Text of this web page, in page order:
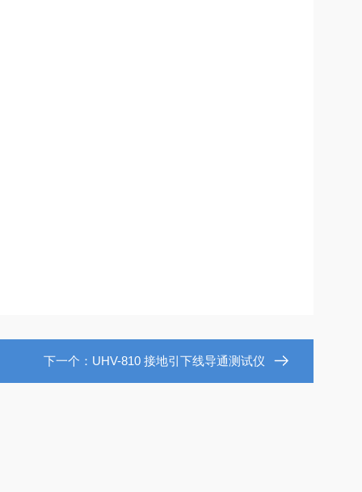
下一个： UHV-810 接地引下线导通测试仪